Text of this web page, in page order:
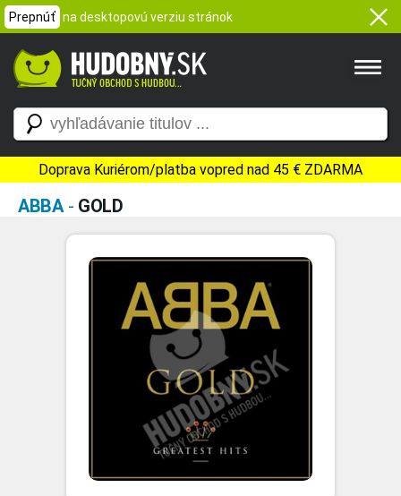
Prepnúť na desktopovú verziu stránok
Doprava Kuriérom/platba vopred nad 45 € ZDARMA
ABBA- GOLD